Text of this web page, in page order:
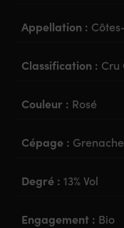
Appellation :
Classification : Cru
Couleur : Rosé
Cépage :
Degré :13% Vol
Engagement : Bio